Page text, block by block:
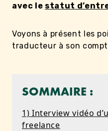
avec le statut
Voyons à présent les
traducteur à son
SOMMAIRE :
1) Interview vidéo
freelance